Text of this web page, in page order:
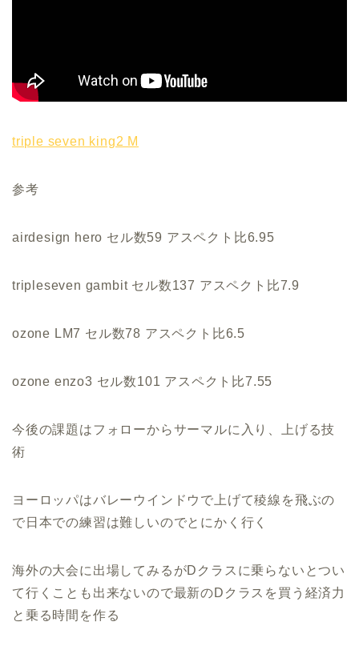
triple seven king2 M
参考
airdesign hero セル数59 アスペクト比6.95
tripleseven gambit セル数137 アスペクト比7.9
ozone LM7 セル数78 アスペクト比6.5
ozone enzo3 セル数101 アスペクト比7.55
今後の課題はフォローからサーマルに入り、上げる技
術
ヨーロッパはバレーウインドウで上げて稜線を飛ぶの
で日本での練習は難しいのでとにかく行く
海外の大会に出場してみるがDクラスに乗らないとつい
て行くことも出来ないので最新のDクラスを買う経済力
と乗る時間を作る